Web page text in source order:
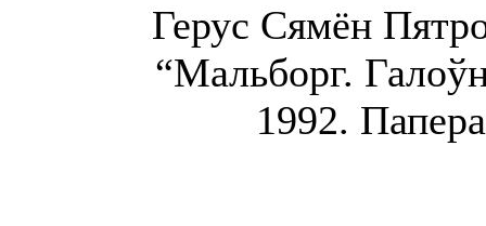
Герус Сямён
“Мальборг.
1992.